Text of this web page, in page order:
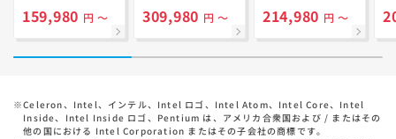
159,980 円 ～ 309,980 円 ～ 214,980 円 ～
※Celeron、Intel、インテル、Intel ロゴ、Intel Atom、Intel Core、Intel
Inside、Intel Inside ロゴ、Pentium は、アメリカ合衆国および / またはその
他の国における Intel Corporation またはその子会社の商標です。